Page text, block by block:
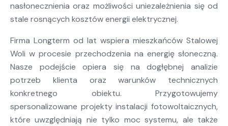
nasłonecznienia oraz możliwości uniezależnienia się od
stale rosnących kosztów energii elektrycznej.
Firma Longterm od lat wspiera mieszkańców Stalowej
Woli w procesie przechodzenia na energię słoneczną.
Nasze podejście opiera się na dogłębnej analizie
potrzeb klienta oraz warunków technicznych
konkretnego obiektu. Przygotowujemy
spersonalizowane projekty instalacji fotowoltaicznych,
które uwzględniają nie tylko moc systemu, ale także